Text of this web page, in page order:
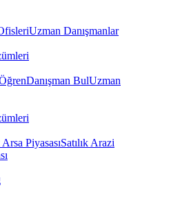
Uzman Danışmanlar
Danışman BulUzman
Arsa PiyasasıSatılık Arazi